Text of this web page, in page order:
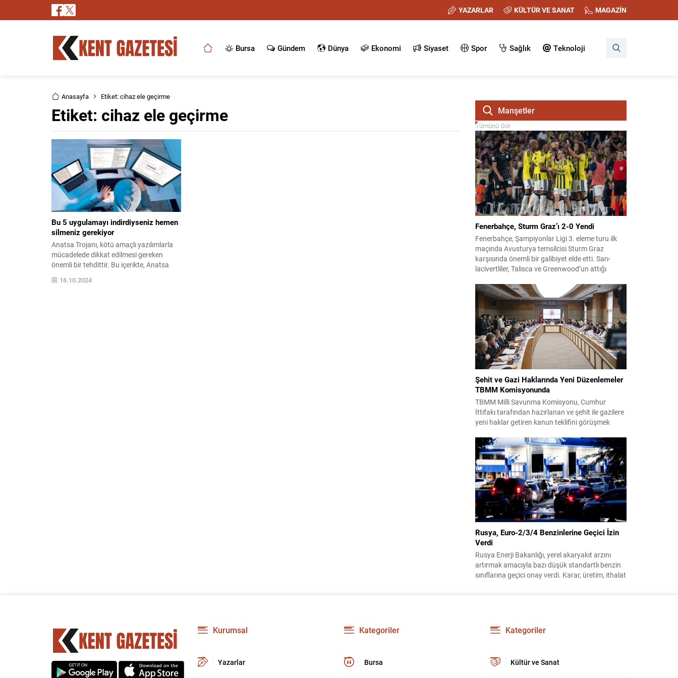
YAZARLAR KÜLTÜR VE SANAT MAGAZİN
Bursa Gündem Dünya Ekonomi Siyaset Spor Sağlık Teknoloji
Anasayfa Etiket: cihaz ele geçirme
Etiket: cihaz ele geçirme
Bu 5 uygulamayı indirdiyseniz hemen
silmeniz gerekiyor
Anatsa Trojanı, kötü amaçlı yazılımlarla
mücadelede dikkat edilmesi gereken
önemli bir tehdittir. Bu içerikte, Anatsa
Trojanı'nın özellikleri, yayılma yöntemleri
ve korunma yolları hakkında bilgi edinin.
16.10.2024
Manşetler
Tümünü Gör
Fenerbahçe, Sturm Graz’ı 2-0 Yendi
Fenerbahçe, Şampiyonlar Ligi 3. eleme turu ilk
maçında Avusturya temsilcisi Sturm Graz
karşısında önemli bir galibiyet elde etti. Sarı-
lacivertliler, Talisca ve Greenwood’un attığı
öncesi avantaj sağladı. Karşılaşma sonrası
takım yönetimi mücadeleyi değerlendirdi ve
gelecek planlarına dair bilgi verdi. Futboldan
sorumlu yönetici Cihan Kamer,...
Şehit ve Gazi Haklarında Yeni Düzenlemeler
TBMM Komisyonunda
TBMM Milli Savunma Komisyonu, Cumhur
İttifakı tarafından hazırlanan ve şehit ile gazilere
yeni haklar getiren kanun teklifini görüşmek
komisyonda kabul edildi ve bir dizi düzenleme
benimsendi. Teklif kapsamında, vazife
malullerinden hayatını kaybedenlerin anne ve
babalarına bağlanacak aylık tutarının, net asgari
ücretin altında olmayacağı hükme bağlanıyor....
Rusya, Euro-2/3/4 Benzinlerine Geçici İzin
Verdi
Rusya Enerji Bakanlığı, yerel akaryakıt arzını
artırmak amacıyla bazı düşük standartlı benzin
sınıflarına geçici onay verdi. Karar, üretim, ithalat
kararın geçici olduğu ve uzun vadeli çevre
hedeflerinden sapma amaçlanmadığı...
Kurumsal
Yazarlar
Kategoriler
Bursa
Kategoriler
Kültür ve Sanat